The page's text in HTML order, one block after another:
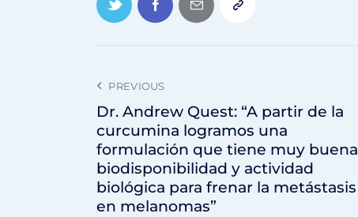
PREVIOUS
Dr. Andrew Quest: “A partir de la
curcumina logramos una
formulación que tiene muy buena
biodisponibilidad y actividad
biológica para frenar la metástasis
en melanomas”